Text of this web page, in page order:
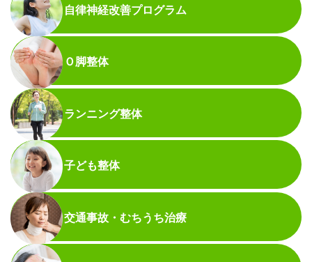
自律神経改善プログラム
Ｏ脚整体
ランニング整体
子ども整体
交通事故・むちうち治療